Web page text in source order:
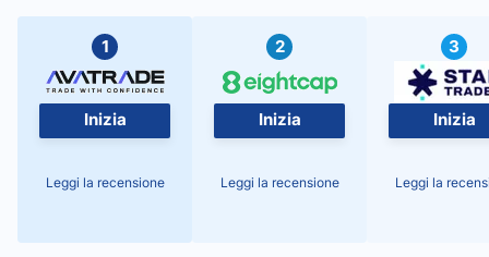
1
Inizia
Leggi la recensione
2
Inizia
Leggi la recensione
3
Inizia
Leggi la